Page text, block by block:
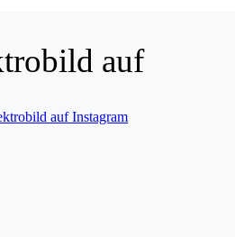
auf
auf Instagram